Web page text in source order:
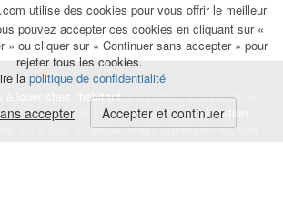
à louer chez l'habitantà la nuitée, à la semaine,
pour de courts et longs séjours, unecolocation
un stage, un déplacement professionnel, une
utilise des cookies pour vous offrir le meilleur
pouvez accepter ces cookies en cliquant sur «
» ou cliquer sur « Continuer sans accepter » pour
rejeter tous les cookies.
la politique de confidentialité
accepter Accepter et continuer